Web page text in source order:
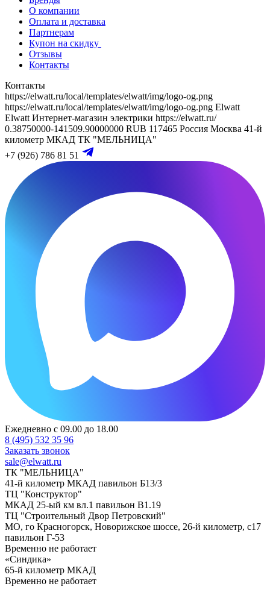
О компании
Оплата и доставка
Партнерам
Купон на скидку
Отзывы
Контакты
Контакты
https://elwatt.ru/local/templates/elwatt/img/logo-og.png
https://elwatt.ru/local/templates/elwatt/img/logo-og.png Elwatt
Elwatt Интернет-магазин электрики https://elwatt.ru/
0.38750000-141509.90000000 RUB 117465 Россия Москва 41-й
километр МКАД ТК "МЕЛЬНИЦА"
+7 (926) 786 81 51
Ежедневно с 09.00 до 18.00
8 (495) 532 35 96
Заказать звонок
sale@elwatt.ru
ТК "МЕЛЬНИЦА"
41-й километр МКАД павильон Б13/3
ТЦ "Конструктор"
МКАД 25-ый км вл.1 павильон В1.19
ТЦ "Строительный Двор Петровский"
МО, го Красногорск, Новорижское шоссе, 26-й километр, с17
павильон Г-53
Временно не работает
«Синдика»
65-й километр МКАД
Временно не работает